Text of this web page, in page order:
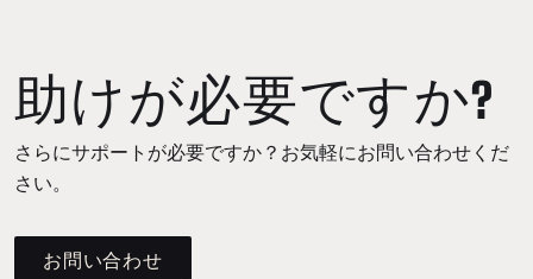
助けが必要ですか?
さらにサポートが必要ですか？お気軽にお問い合わせくだ
さい。
お問い合わせ